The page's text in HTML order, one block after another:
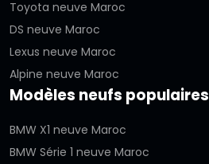
Toyota neuve Maroc
DS neuve Maroc
Lexus neuve Maroc
Alpine neuve Maroc
Modèles neufs populaires
BMW X1 neuve Maroc
BMW Série 1 neuve Maroc